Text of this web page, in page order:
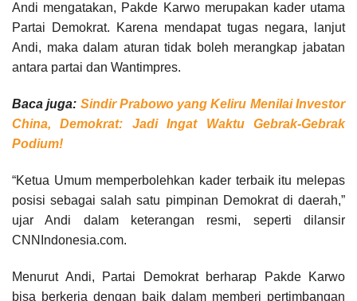
Andi mengatakan, Pakde Karwo merupakan kader utama
Partai Demokrat. Karena mendapat tugas negara, lanjut
Andi, maka dalam aturan tidak boleh merangkap jabatan
antara partai dan Wantimpres.
Baca juga: Sindir Prabowo yang Keliru Menilai Investor
China, Demokrat: Jadi Ingat Waktu Gebrak-Gebrak
Podium!
“Ketua Umum memperbolehkan kader terbaik itu melepas
posisi sebagai salah satu pimpinan Demokrat di daerah,”
ujar Andi dalam keterangan resmi, seperti dilansir
CNNIndonesia.com.
Menurut Andi, Partai Demokrat berharap Pakde Karwo
bisa berkerja dengan baik dalam memberi pertimbangan